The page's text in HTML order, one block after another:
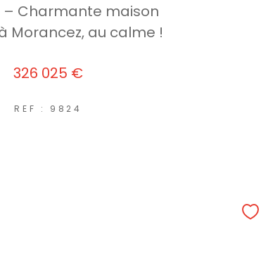
– Charmante maison
Morancez, au calme !
326 025 €
REF : 9824